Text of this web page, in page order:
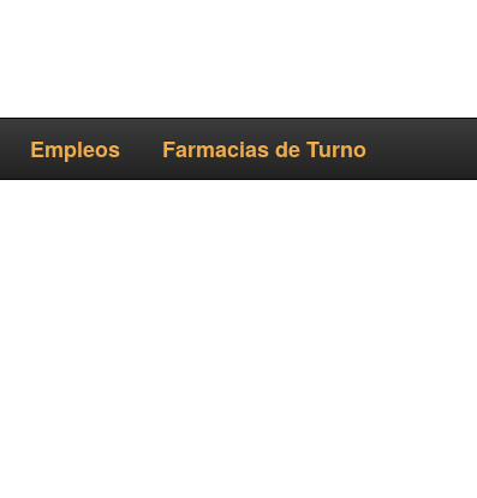
Empleos Farmacias de Turno